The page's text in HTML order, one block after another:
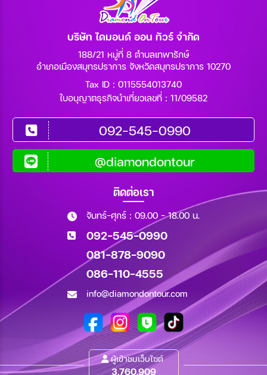
บริษัท ไดมอนด์ ออน ทัวร์ จำกัด
188/21 หมู่ที่ 8 ตำบลเทพารักษ์
อำเภอเมืองสมุทรปราการ จังหวัดสมุทรปราการ 10270
Tax ID : 0115554013740
ใบอนุญาตธุรกิจนำเที่ยวเลขที่ : 11/09582
092-545-0990
@diamondontour
ติดต่อเรา
จันทร์-ศุกร์ : 09.00 - 18.00 น.
092-545-0990
081-878-9090
086-110-4555
info@diamondontour.com
ผู้เข้าชมเว็บไซต์
3,760,909